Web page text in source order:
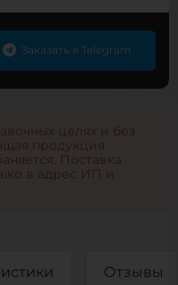
Заказать в Telegram
целях и без
продукция
Поставка
в адрес ИП и
Отзывы